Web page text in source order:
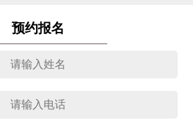
预约报名